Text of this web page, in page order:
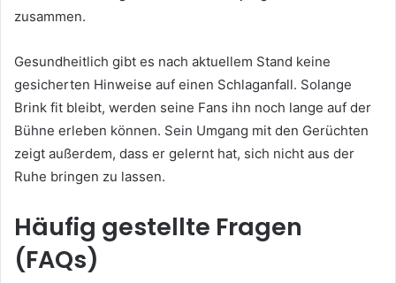
zusammen.
Gesundheitlich gibt es nach aktuellem Stand keine
gesicherten Hinweise auf einen Schlaganfall. Solange
Brink fit bleibt, werden seine Fans ihn noch lange auf der
Bühne erleben können. Sein Umgang mit den Gerüchten
zeigt außerdem, dass er gelernt hat, sich nicht aus der
Ruhe bringen zu lassen.
Häufig gestellte Fragen
(FAQs)